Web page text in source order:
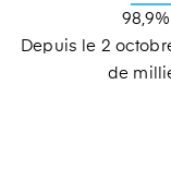
Depuis le 2
de